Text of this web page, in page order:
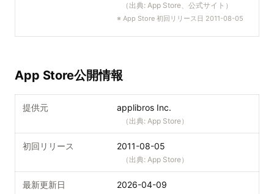
（出典: App Store、公式サイト ）
※ App Store 初回リリース日 2011-08-05
App Store公開情報
提供元 applibros Inc.
（出典: App Store）
初回リリース 2011-08-05
（出典: App Store）
最新更新日 2026-04-09